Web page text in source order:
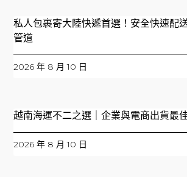
私人包裹寄大陸快遞首選！安全快速配
管道
2026 年 8 月 10 日
越南海運不二之選｜企業與電商出貨最
2026 年 8 月 10 日